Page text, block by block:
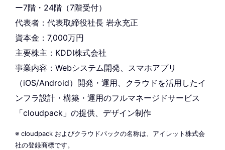
ー7階・24階（7階受付）
代表者：代表取締役社長 岩永充正
資本金：7,000万円
主要株主：KDDI株式会社
事業内容：Webシステム開発、スマホアプリ
（iOS/Android）開発・運用、クラウドを活用したイ
ンフラ設計・構築・運用のフルマネージドサービス
「cloudpack」の提供、デザイン制作
※ cloudpack およびクラウドパックの名称は、アイレット株式会
社の登録商標です。